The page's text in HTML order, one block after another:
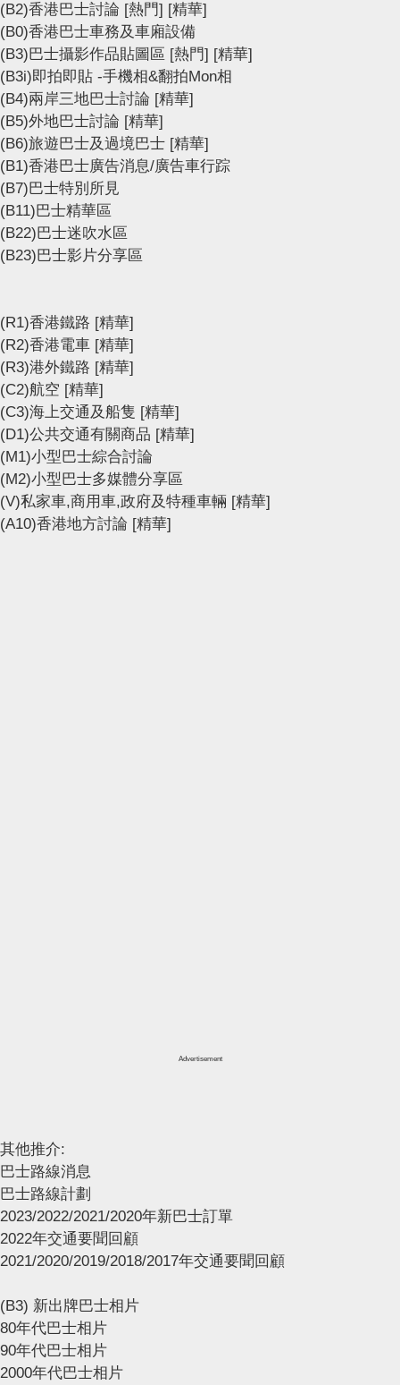
(B2)香港巴士討論 [熱門] [精華]
(B0)香港巴士車務及車廂設備
(B3)巴士攝影作品貼圖區 [熱門] [精華]
(B3i)即拍即貼 -手機相&翻拍Mon相
(B4)兩岸三地巴士討論 [精華]
(B5)外地巴士討論 [精華]
(B6)旅遊巴士及過境巴士 [精華]
(B1)香港巴士廣告消息/廣告車行踪
(B7)巴士特別所見
(B11)巴士精華區
(B22)巴士迷吹水區
(B23)巴士影片分享區
(R1)香港鐵路 [精華]
(R2)香港電車 [精華]
(R3)港外鐵路 [精華]
(C2)航空 [精華]
(C3)海上交通及船隻 [精華]
(D1)公共交通有關商品 [精華]
(M1)小型巴士綜合討論
(M2)小型巴士多媒體分享區
(V)私家車,商用車,政府及特種車輛 [精華]
(A10)香港地方討論 [精華]
Advertisement
其他推介:
巴士路線消息
巴士路線計劃
2023/2022/2021/2020年新巴士訂單
2022年交通要聞回顧
2021/2020/2019/2018/2017年交通要聞回顧
(B3) 新出牌巴士相片
80年代巴士相片
90年代巴士相片
2000年代巴士相片